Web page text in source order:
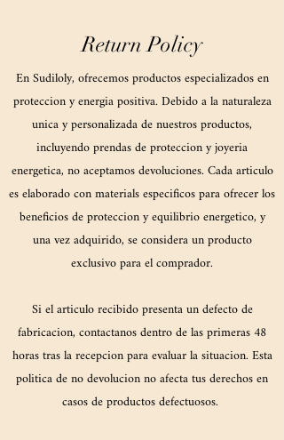
Return Policy
En Sudiloly, ofrecemos productos especializados en
proteccion y energia positiva. Debido a la naturaleza
unica y personalizada de nuestros productos,
incluyendo prendas de proteccion y joyeria
energetica, no aceptamos devoluciones. Cada articulo
es elaborado con materials especificos para ofrecer los
beneficios de proteccion y equilibrio energetico, y
una vez adquirido, se considera un producto
exclusivo para el comprador.
Si el articulo recibido presenta un defecto de
fabricacion, contactanos dentro de las primeras 48
horas tras la recepcion para evaluar la situacion. Esta
politica de no devolucion no afecta tus derechos en
casos de productos defectuosos.